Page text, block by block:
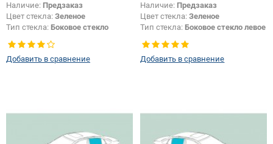
Наличие: Предзаказ
Цвет стекла: Зеленое
Тип стекла: Боковое стекло
правое
Добавить в сравнение
Наличие: Предзаказ
Цвет стекла:Зеленое
Тип стекла: Боковое стекло левое
Добавить в сравнение